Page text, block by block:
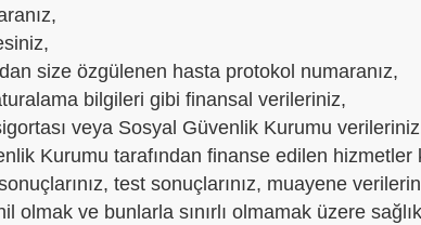
size özgülenen hasta protokol numaranız,
bilgileri gibi finansal verileriniz,
veya Sosyal Güvenlik Kurumu
Kurumu tarafından finanse edilen hizmetler
test sonuçlarınız, muayene
olmak ve bunlarla sınırlı olmamak üzere